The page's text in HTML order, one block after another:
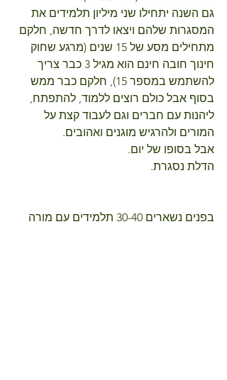
גם השנה יתחילו שני מיליון תלמידים את
המסגרות שלהם ויצאו לדרך חדשה, חלקם
מתחילים מסע של 15 שנים (מרגע שחוק
חינוך חובה חינם הוא מגיל 3 כבר צריך
להשתמש במספר 15), חלקם כבר ממש
בסוף אבל כולם רוצים ללמוד, להתפתח,
ליהנות עם חברים וגם לעבוד קצת על
המורים ולהרגיש מוגנים ואהובים.
אבל בסופו של יום.
הדלת נסגרת.
בפנים נשארים 30-40 תלמידים עם מורה